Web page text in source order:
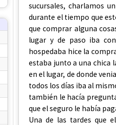
sucursales, charlamos
durante el tiempo que
que comprar alguna
lugar y de paso iba
hospedaba hice la
estaba junto a una chica
en el lugar, de donde
todos los días iba al
también le hacía
que el seguro le había
Una de las tardes que